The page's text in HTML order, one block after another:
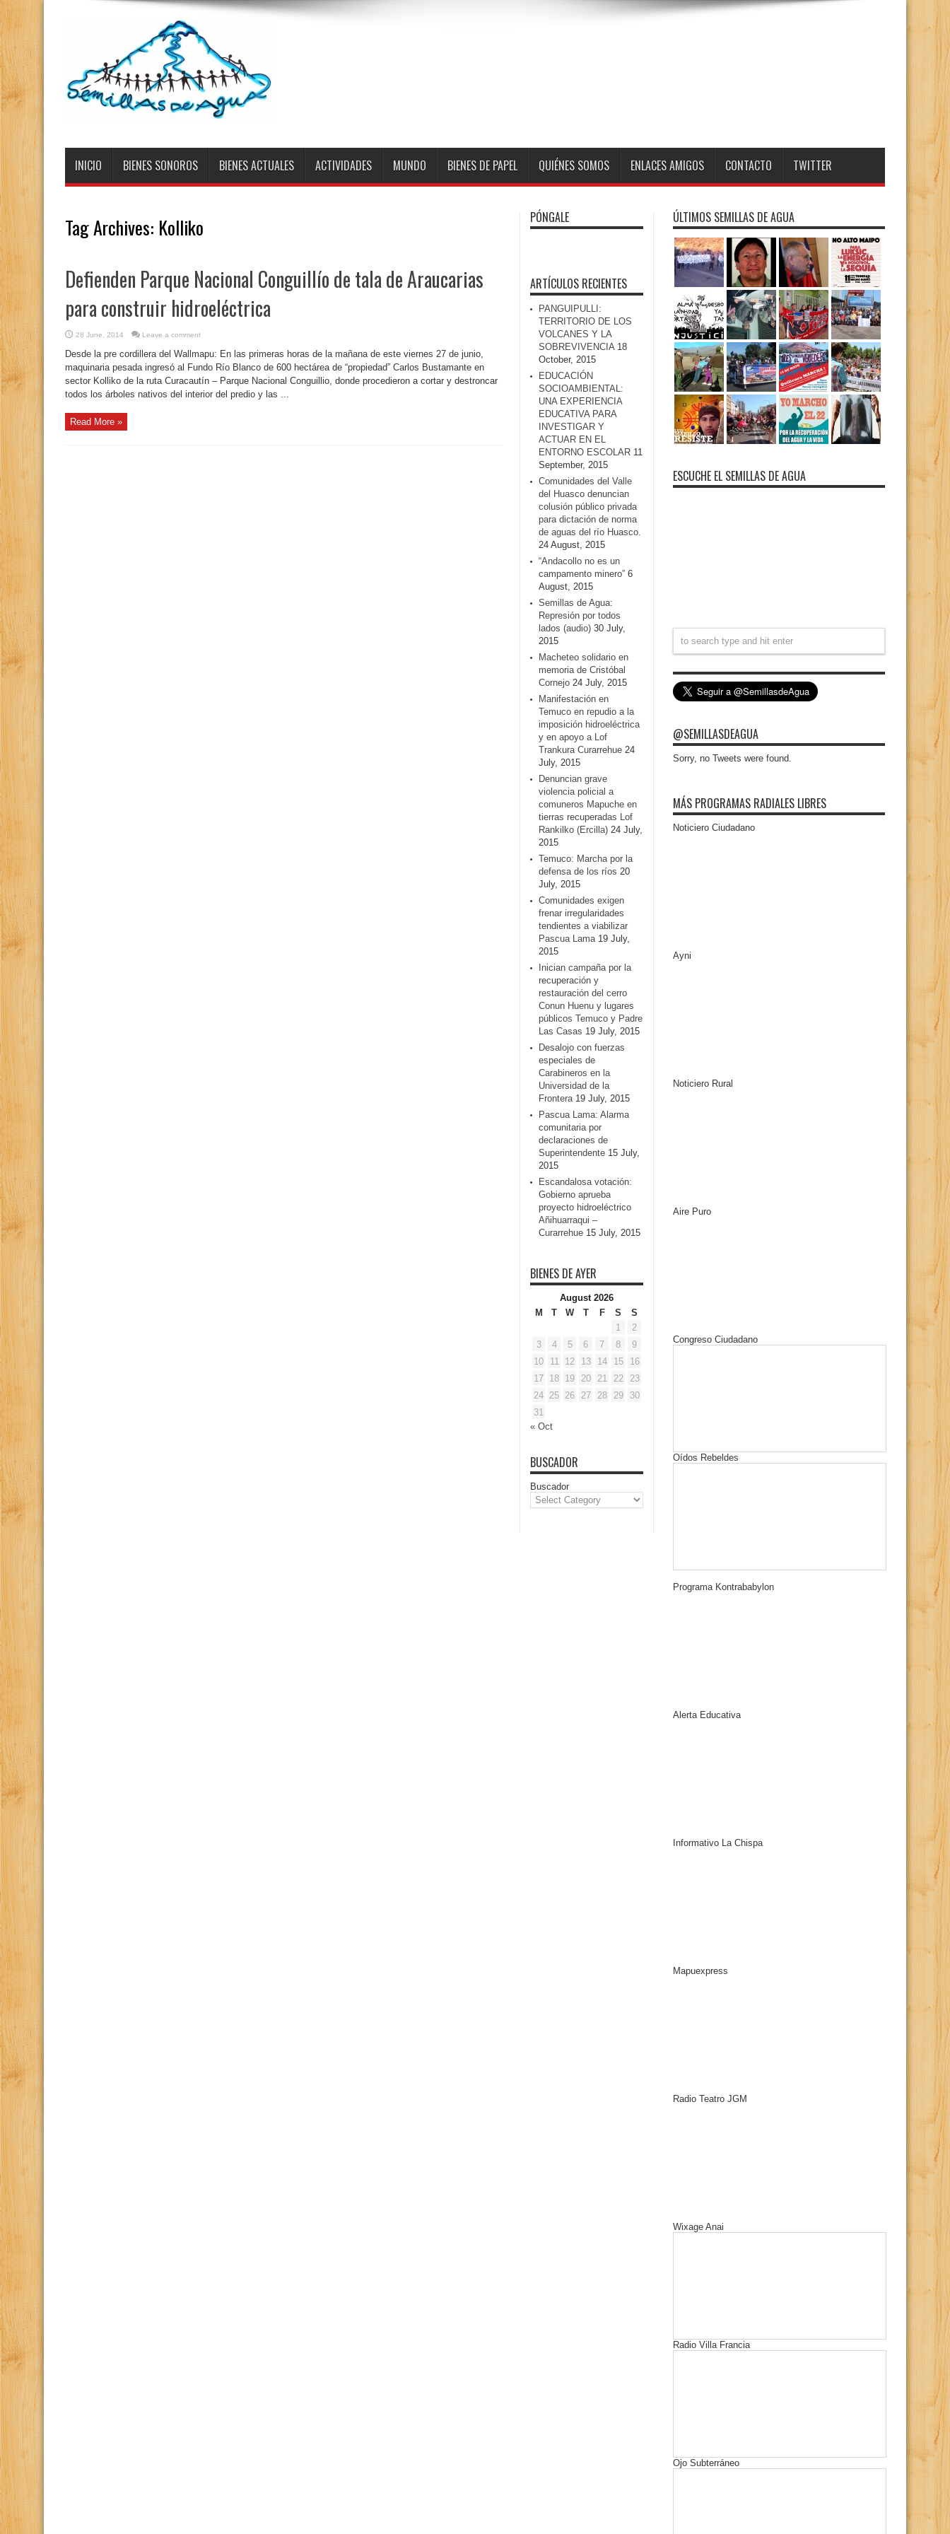
INICIO BIENES SONOROS BIENES ACTUALES ACTIVIDADES MUNDO BIENES DE PAPEL QUIÉNES SOMOS ENLACES AMIGOS CONTACTO TWITTER
Tag Archives: Kolliko
Defienden Parque Nacional Conguillío de tala de Araucarias
para construir hidroeléctrica
28 June, 2014 Leave a comment
Desde la pre cordillera del Wallmapu: En las primeras horas de la mañana de este viernes 27 de junio,
maquinaria pesada ingresó al Fundo Río Blanco de 600 hectárea de “propiedad” Carlos Bustamante en
sector Kolliko de la ruta Curacautín – Parque Nacional Conguillio, donde procedieron a cortar y destroncar
todos los árboles nativos del interior del predio y las ...
Read More »
PÓNGALE
ARTÍCULOS RECIENTES
PANGUIPULLI:
TERRITORIO DE LOS
VOLCANES Y LA
SOBREVIVENCIA 18
October, 2015
EDUCACIÓN
SOCIOAMBIENTAL:
UNA EXPERIENCIA
EDUCATIVA PARA
INVESTIGAR Y
ACTUAR EN EL
ENTORNO ESCOLAR 11
September, 2015
Comunidades del Valle
del Huasco denuncian
colusión público privada
para dictación de norma
de aguas del río Huasco.
24 August, 2015
“Andacollo no es un
campamento minero” 6
August, 2015
Semillas de Agua:
Represión por todos
lados (audio) 30 July,
2015
Macheteo solidario en
memoria de Cristóbal
Cornejo 24 July, 2015
Manifestación en
Temuco en repudio a la
imposición hidroeléctrica
y en apoyo a Lof
Trankura Curarrehue 24
July, 2015
Denuncian grave
violencia policial a
comuneros Mapuche en
tierras recuperadas Lof
Rankilko (Ercilla) 24 July,
2015
Temuco: Marcha por la
defensa de los ríos 20
July, 2015
Comunidades exigen
frenar irregularidades
tendientes a viabilizar
Pascua Lama 19 July,
2015
Inician campaña por la
recuperación y
restauración del cerro
Conun Huenu y lugares
públicos Temuco y Padre
Las Casas 19 July, 2015
Desalojo con fuerzas
especiales de
Carabineros en la
Universidad de la
Frontera 19 July, 2015
Pascua Lama: Alarma
comunitaria por
declaraciones de
Superintendente 15 July,
2015
Escandalosa votación:
Gobierno aprueba
proyecto hidroeléctrico
Añihuarraqui –
Curarrehue 15 July, 2015
BIENES DE AYER
August 2026
M
T W T F S
S
1
2
3
4 5 6 7 8
9
10
11 12 13 14 15
16
17 18 19 20 21 22
23
24 25 26 27 28 29
30
31
« Oct
BUSCADOR
Buscador
ÚLTIMOS SEMILLAS DE AGUA
ESCUCHE EL SEMILLAS DE AGUA
@SEMILLASDEAGUA
Sorry, no Tweets were found.
MÁS PROGRAMAS RADIALES LIBRES
Noticiero Ciudadano
Ayni
Noticiero Rural
Aire Puro
Congreso Ciudadano
Oídos Rebeldes
Programa Kontrababylon
Alerta Educativa
Informativo La Chispa
Mapuexpress
Radio Teatro JGM
Wixage Anai
Radio Villa Francia
Ojo Subterráneo